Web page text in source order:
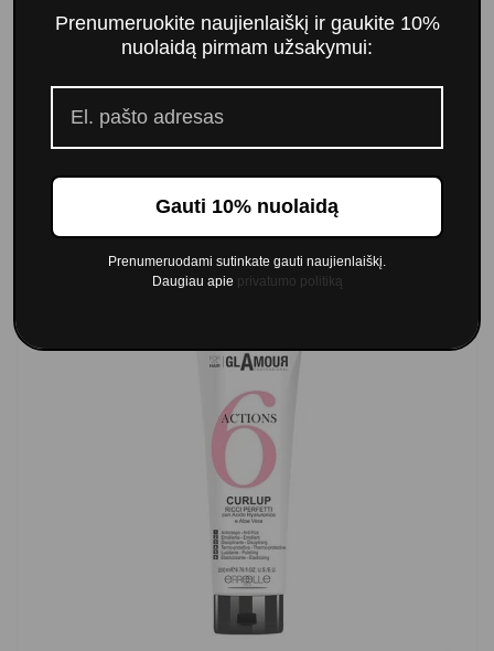
Nenuplaunamas kondicionierius Glamour 7 Actions
14,00 €
Į krepšelį
Prenumeruokite naujienlaiškį ir gaukite 10%
nuolaidą pirmam užsakymui:
Gauti 10% nuolaidą
Prenumeruodami sutinkate gauti naujienlaiškį.
Daugiau apie privatumo politiką